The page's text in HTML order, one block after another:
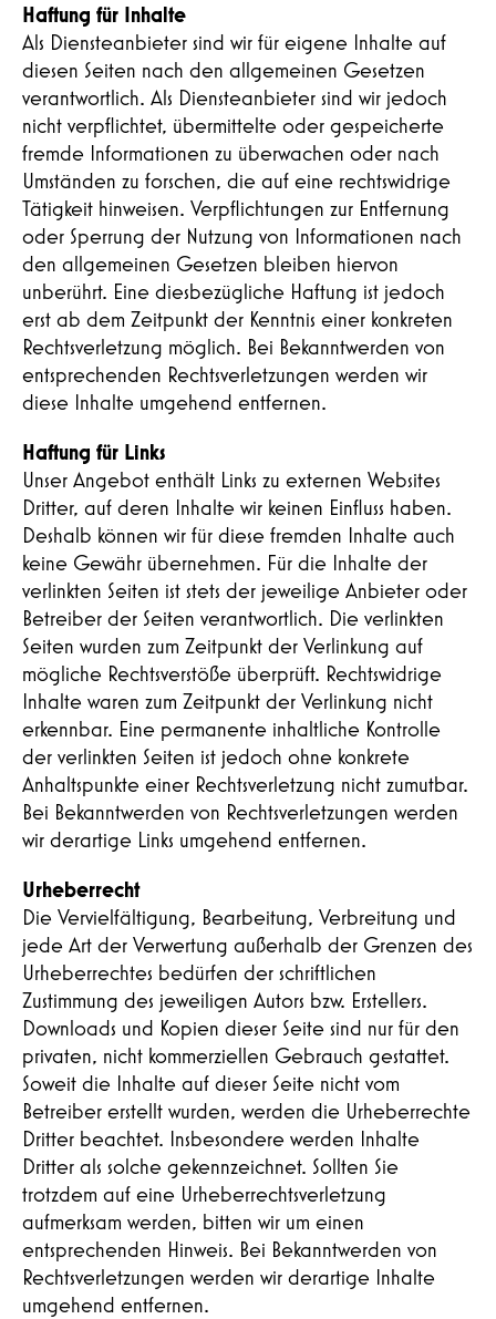
Haftung für Inhalte
Als Diensteanbieter sind wir für eigene Inhalte auf
diesen Seiten nach den allgemeinen Gesetzen
verantwortlich. Als Diensteanbieter sind wir jedoch
nicht verpflichtet, übermittelte oder gespeicherte
fremde Informationen zu überwachen oder nach
Umständen zu forschen, die auf eine rechtswidrige
Tätigkeit hinweisen. Verpflichtungen zur Entfernung
oder Sperrung der Nutzung von Informationen nach
den allgemeinen Gesetzen bleiben hiervon
unberührt. Eine diesbezügliche Haftung ist jedoch
erst ab dem Zeitpunkt der Kenntnis einer konkreten
Rechtsverletzung möglich. Bei Bekanntwerden von
entsprechenden Rechtsverletzungen werden wir
diese Inhalte umgehend entfernen.
Haftung für Links
Unser Angebot enthält Links zu externen Websites
Dritter, auf deren Inhalte wir keinen Einfluss haben.
Deshalb können wir für diese fremden Inhalte auch
keine Gewähr übernehmen. Für die Inhalte der
verlinkten Seiten ist stets der jeweilige Anbieter oder
Betreiber der Seiten verantwortlich. Die verlinkten
Seiten wurden zum Zeitpunkt der Verlinkung auf
mögliche Rechtsverstöße überprüft. Rechtswidrige
Inhalte waren zum Zeitpunkt der Verlinkung nicht
erkennbar. Eine permanente inhaltliche Kontrolle
der verlinkten Seiten ist jedoch ohne konkrete
Anhaltspunkte einer Rechtsverletzung nicht zumutbar.
Bei Bekanntwerden von Rechtsverletzungen werden
wir derartige Links umgehend entfernen.
Urheberrecht
Die Vervielfältigung, Bearbeitung, Verbreitung und
jede Art der Verwertung außerhalb der Grenzen des
Urheberrechtes bedürfen der schriftlichen
Zustimmung des jeweiligen Autors bzw. Erstellers.
Downloads und Kopien dieser Seite sind nur für den
privaten, nicht kommerziellen Gebrauch gestattet.
Soweit die Inhalte auf dieser Seite nicht vom
Betreiber erstellt wurden, werden die Urheberrechte
Dritter beachtet. Insbesondere werden Inhalte
Dritter als solche gekennzeichnet. Sollten Sie
trotzdem auf eine Urheberrechtsverletzung
aufmerksam werden, bitten wir um einen
entsprechenden Hinweis. Bei Bekanntwerden von
Rechtsverletzungen werden wir derartige Inhalte
umgehend entfernen.
Hiermit bestätige ich die
Datenschutzerklärunggelesen und
verstanden zu haben.